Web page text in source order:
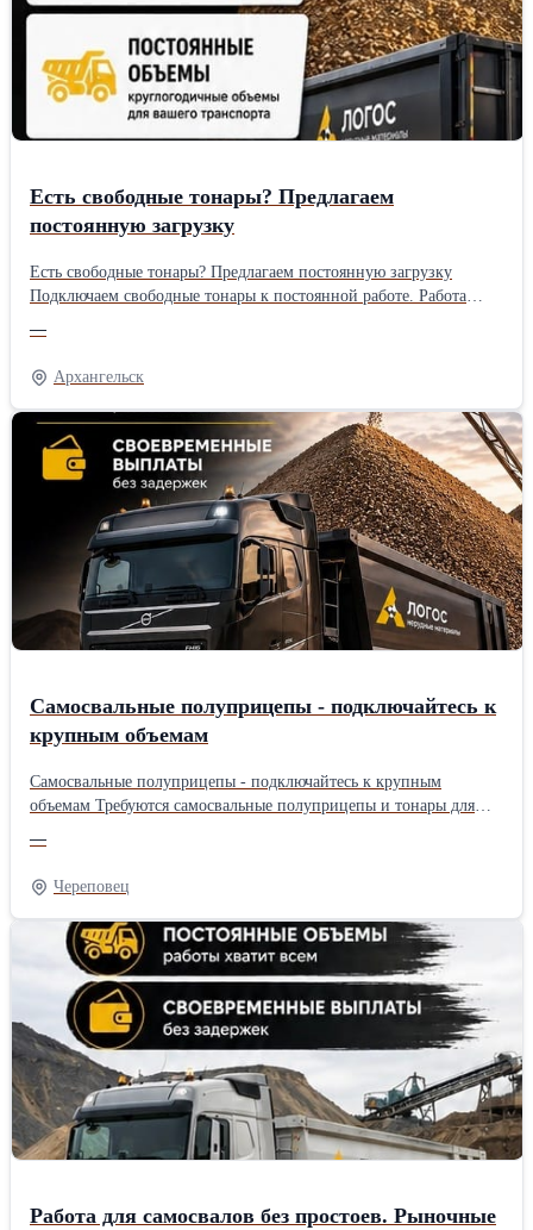
Есть свободные тонары? Предлагаем
постоянную загрузку
Есть свободные тонары? Предлагаем постоянную загрузку
Подключаем свободные тонары к постоянной работе. Работа
простоев. Выплаты — стабильно и вовремя. Работа 24/7,
большие объемы перевозок и стабильные выплаты по
расписанию.
—
Архангельск
Самосвальные полуприцепы - подключайтесь к
крупным объемам
Самосвальные полуприцепы - подключайтесь к крупным
объемам Требуются самосвальные полуприцепы и тонары для
Стабильные выплаты по графику. Долгосрочное сотрудничество.
Работа 24/7, большие объемы перевозок и стабильные выплаты
по расписанию.
—
Череповец
Работа для самосвалов без простоев. Рыночные